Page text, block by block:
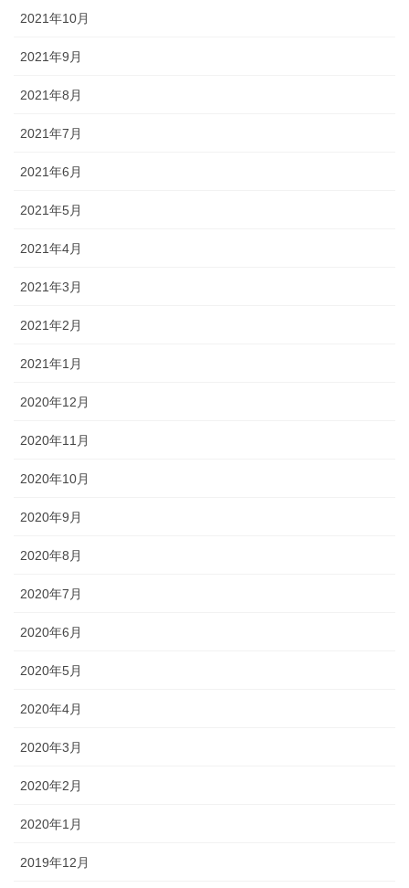
2021年10月
2021年9月
2021年8月
2021年7月
2021年6月
2021年5月
2021年4月
2021年3月
2021年2月
2021年1月
2020年12月
2020年11月
2020年10月
2020年9月
2020年8月
2020年7月
2020年6月
2020年5月
2020年4月
2020年3月
2020年2月
2020年1月
2019年12月